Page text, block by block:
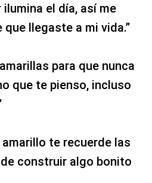
el día, así me
llegaste a mi vida.”
para que nunca
que te pienso, incluso
amarillo te recuerde las
construir algo bonito